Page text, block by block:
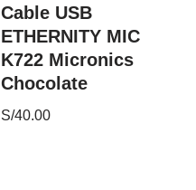
Cable USB
ETHERNITY MIC
K722 Micronics
Chocolate
S/40.00